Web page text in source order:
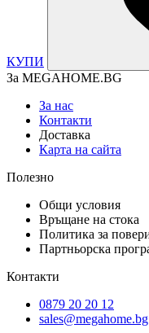
КУПИ
За MEGAHOME.BG
За нас
Контакти
Доставка
Карта на сайта
Полезно
Общи условия
Връщане на стока
Политика за
Партньорска
Контакти
0879 20 20 12
sales@megahome.bg